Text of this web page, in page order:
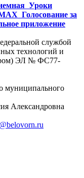
Уроки
Голосование за
приложение
службой
технологий и
ЭЛ № ФС77-
муниципального
Александровна